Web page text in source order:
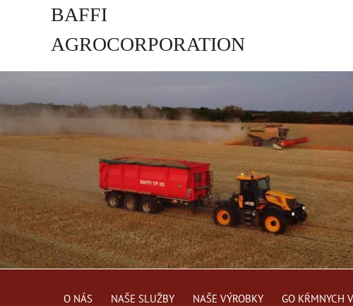
BAFFI
AGROCORPORATION
s.r.o.
O NÁS NAŠE SLUŽBY NAŠE VÝROBKY GO KŔMNYCH